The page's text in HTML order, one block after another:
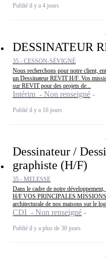
Publié il y a 4 jours
DESSINATEUR
35 - CESSON-SÉVIGNÉ
Nous recherchons pour notre client,
un Dessinateur REVIT H/F. Vos
sur REVIT pour des projets de...
Intérim - Non renseigné
Publié il y a 16 jours
Dessinateur /
graphiste (H/F)
35 - MELESSE
Dans le cadre de notre
H/F.VOS PRINCIPALES MISSIONS
architecturale de nos maisons sur le
CDI - Non renseigné
Publié il y a plus de 30 jours